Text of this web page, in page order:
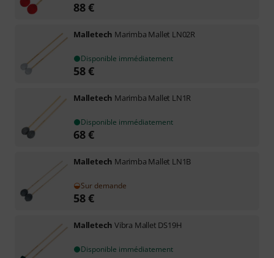
88€
Malletech Marimba Mallet LN02R
Disponible immédiatement
58€
Malletech Marimba Mallet LN1R
Disponible immédiatement
68€
Malletech Marimba Mallet LN1B
Sur demande
58€
Malletech Vibra Mallet DS19H
Disponible immédiatement